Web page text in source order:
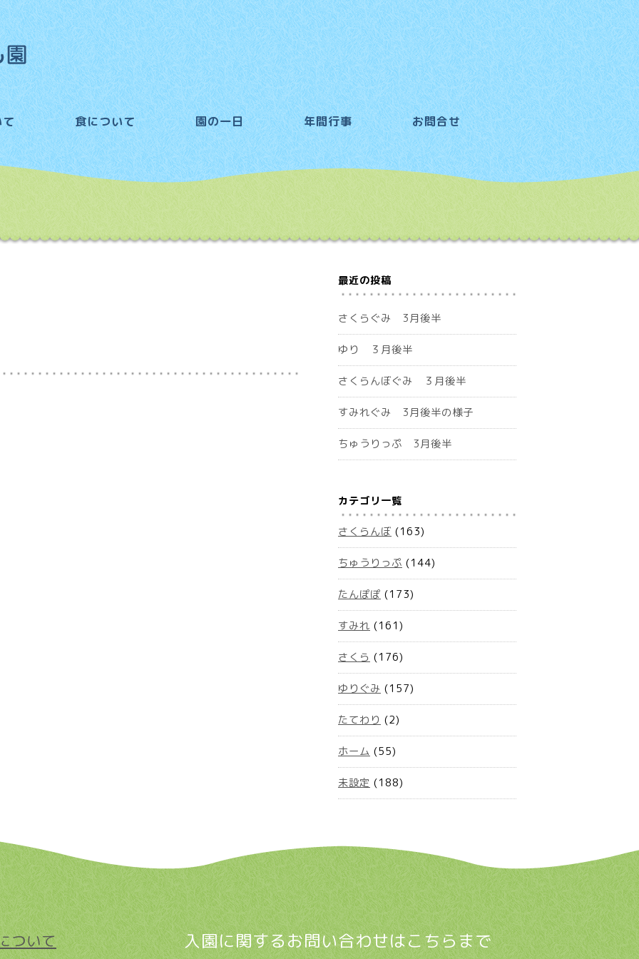
て 食について 園の一日 年間行事 お問合せ
最近の投稿
さくらぐみ 3月後半
ゆり ３月後半
さくらんぼぐみ ３月後半
すみれぐみ 3月後半の様子
ちゅうりっぷ 3月後半
カテゴリ一覧
さくらんぼ (163)
ちゅうりっぷ (144)
たんぽぽ (173)
すみれ (161)
さくら (176)
ゆりぐみ (157)
たてわり (2)
ホーム (55)
未設定 (188)
ついて 入園に関するお問い合わせはこちらまで